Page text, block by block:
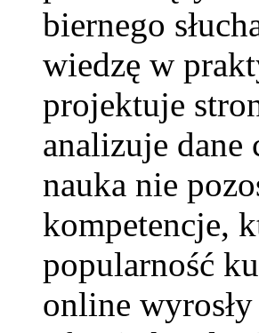
biernego
wiedzę w
projektuje
analizuje
nauka nie
kompetencje,
popularność
online